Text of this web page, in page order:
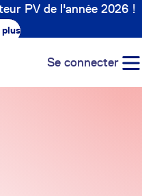
PV de l'année 2026 !
Se connecter